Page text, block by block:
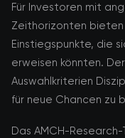
Für Investoren mit
Zeithorizonten
Einstiegspunkte, die
erweisen könnten.
Auswahlkriterien
für neue Chancen zu
Das AMCH-